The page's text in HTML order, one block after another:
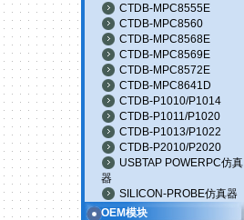
CTDB-MPC8555E
CTDB-MPC8560
CTDB-MPC8568E
CTDB-MPC8569E
CTDB-MPC8572E
CTDB-MPC8641D
CTDB-P1010/P1014
CTDB-P1011/P1020
CTDB-P1013/P1022
CTDB-P2010/P2020
USBTAP POWERPC仿真
器
SILICON-PROBE仿真器
OEM模块